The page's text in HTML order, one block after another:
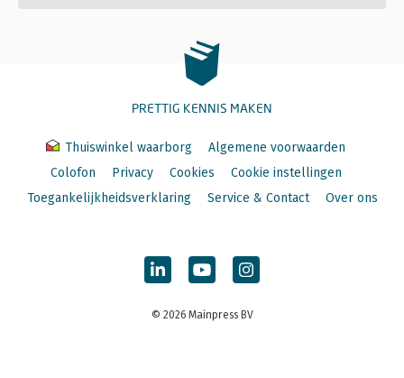
PRETTIG KENNIS MAKEN
Thuiswinkel waarborg
Algemene voorwaarden
Colofon
Privacy Cookies
Cookie instellingen
Toegankelijkheidsverklaring
Service & Contact Over ons
© 2026 Mainpress BV